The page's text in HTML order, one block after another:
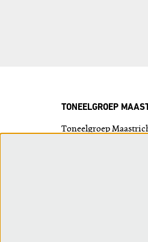
TONEELGROEP
Toneelgroep